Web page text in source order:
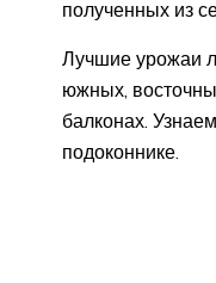
полученных из
Лучшие урожаи
южных,
балконах.
подоконнике.